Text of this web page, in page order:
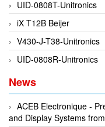
EPC
EPE Process Filters &
Epro/Emerson
ERE WIRELESS
Erhardt-Leimer
Erhardt-Leimer
Erhardt-leimer
UID-0808T-Unitronics
iX T12B Beijer
V430-J-T38-Unitronics
UID-0808R-Unitronics
News
ACEB Electronique -
and Display Systems